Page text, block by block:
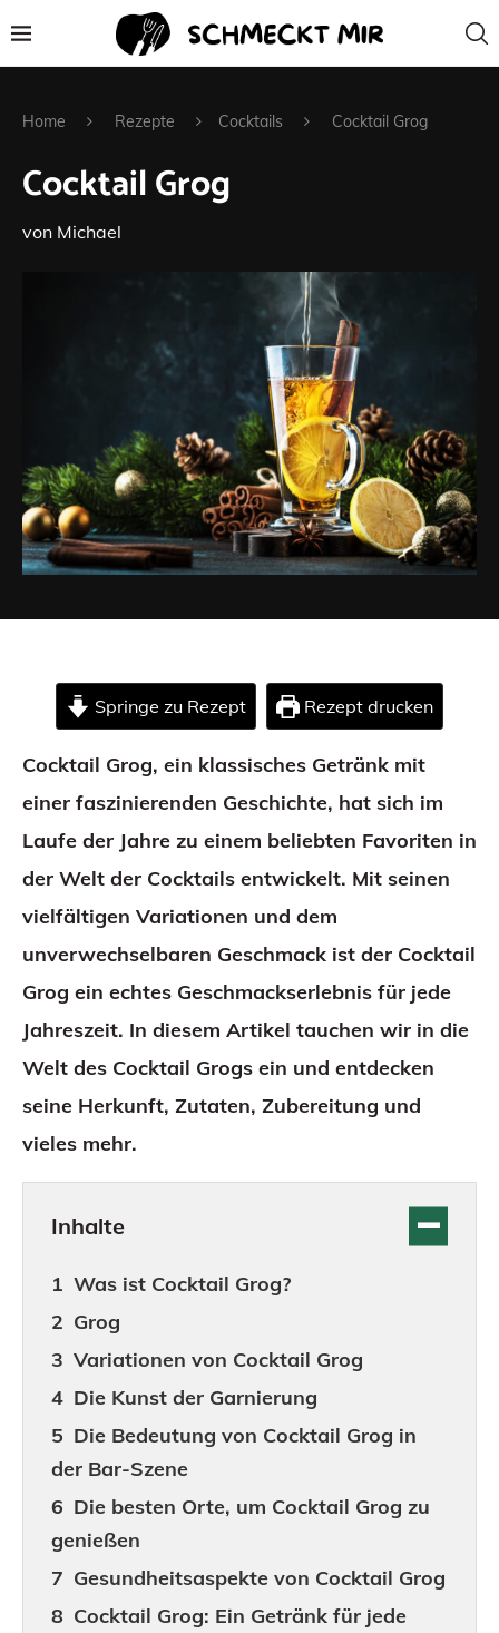
Home Rezepte Cocktails Cocktail Grog
Cocktail Grog
von Michael
Springe zu Rezept Rezept drucken
Cocktail Grog, ein klassisches Getränk mit
einer faszinierenden Geschichte, hat sich im
Laufe der Jahre zu einem beliebten Favoriten in
der Welt der Cocktails entwickelt. Mit seinen
vielfältigen Variationen und dem
unverwechselbaren Geschmack ist der Cocktail
Grog ein echtes Geschmackserlebnis für jede
Jahreszeit. In diesem Artikel tauchen wir in die
Welt des Cocktail Grogs ein und entdecken
seine Herkunft, Zutaten, Zubereitung und
vieles mehr.
Inhalte
Was ist Cocktail Grog?
Grog
Variationen von Cocktail Grog
Die Kunst der Garnierung
Die Bedeutung von Cocktail Grog in
der Bar-Szene
Die besten Orte, um Cocktail Grog zu
genießen
Gesundheitsaspekte von Cocktail Grog
Cocktail Grog: Ein Getränk für jede